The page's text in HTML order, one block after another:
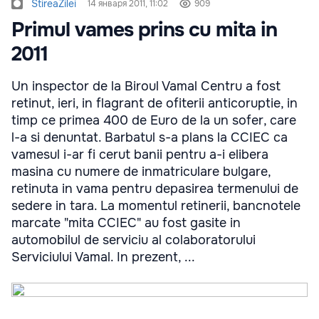
StireaZilei 14 января 2011, 11:02 909
Primul vames prins cu mita in
2011
Un inspector de la Biroul Vamal Centru a fost
retinut, ieri, in flagrant de ofiterii anticoruptie, in
timp ce primea 400 de Euro de la un sofer, care
l-a si denuntat. Barbatul s-a plans la CCIEC ca
vamesul i-ar fi cerut banii pentru a-i elibera
masina cu numere de inmatriculare bulgare,
retinuta in vama pentru depasirea termenului de
sedere in tara. La momentul retinerii, bancnotele
marcate "mita CCIEC" au fost gasite in
automobilul de serviciu al colaboratorului
Serviciului Vamal. In prezent, ...